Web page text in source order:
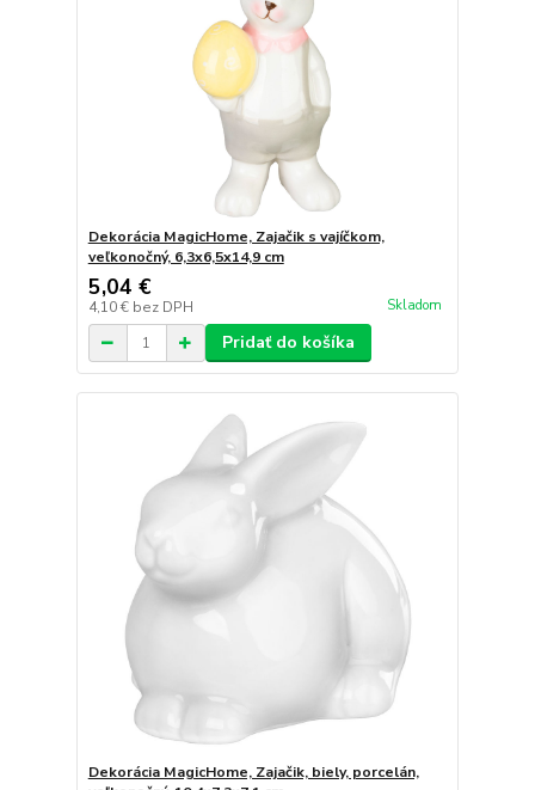
Dekorácia MagicHome, Zajačik s vajíčkom,
veľkonočný, 6,3x6,5x14,9 cm
5,04 €
4,10 € bez DPH Skladom
Pridať do košíka
Dekorácia MagicHome, Zajačik, biely, porcelán,